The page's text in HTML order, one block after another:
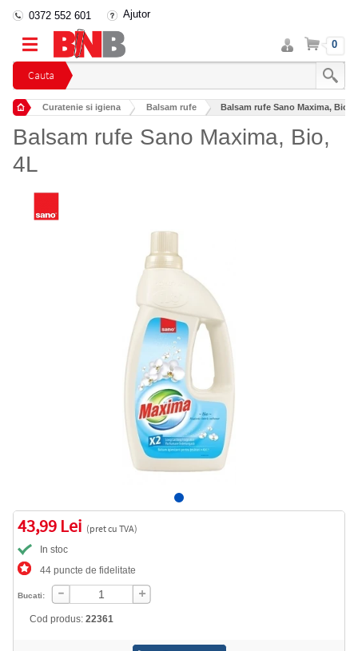
Cauta
0372 552 601 Ajutor
Intra
in
cont
Cos 0
Curatenie si igiena Balsam rufe Balsam rufe Sano Maxima, Bio,
Balsam rufe Sano Maxima, Bio,
4L
43,99 Lei (pret cu TVA)
In stoc
44 puncte de fidelitate
Bucati:
Cod produs: 22361